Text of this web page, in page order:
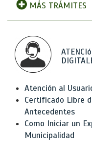
MÁS TRÁMITES
Atención al
Certificado Libre
Antecedentes
Como Iniciar un
Municipalidad